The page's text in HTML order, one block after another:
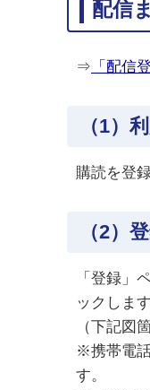
配信
⇒ 「配信
（1）
購読を登
（2）
「登録」
ックします
（下記図
※携帯電
す。